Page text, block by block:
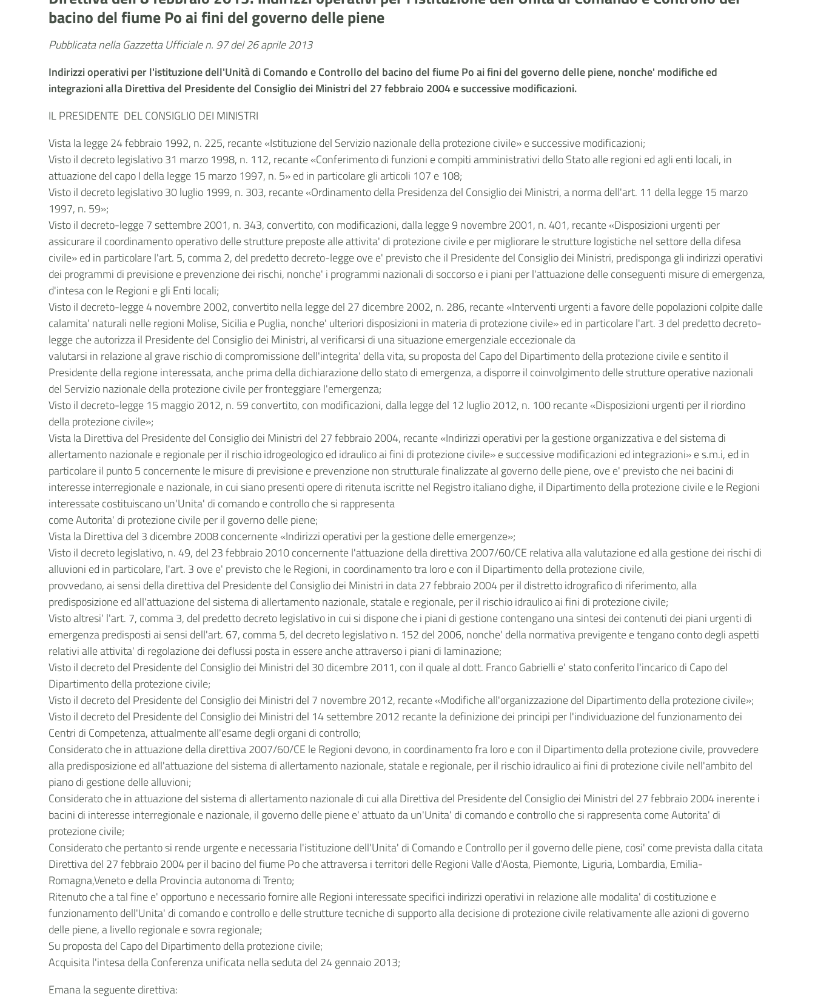
bacino del fiume Po ai fini del governo delle piene
Pubblicata nella Gazzetta Ufficiale n. 97 del 26 aprile 2013
Indirizzi operativi per l'istituzione dell'Unità di Comando e Controllo del bacino del fiume Po ai fini del governo delle piene, nonche' modifiche ed
integrazioni alla Direttiva del Presidente del Consiglio dei Ministri del 27 febbraio 2004 e successive modificazioni.
IL PRESIDENTE DEL CONSIGLIO DEI MINISTRI
Vista la legge 24 febbraio 1992, n. 225, recante «Istituzione del Servizio nazionale della protezione civile» e successive modificazioni;
Visto il decreto legislativo 31 marzo 1998, n. 112, recante «Conferimento di funzioni e compiti amministrativi dello Stato alle regioni ed agli enti locali, in
attuazione del capo I della legge 15 marzo 1997, n. 5» ed in particolare gli articoli 107 e 108;
Visto il decreto legislativo 30 luglio 1999, n. 303, recante «Ordinamento della Presidenza del Consiglio dei Ministri, a norma dell'art. 11 della legge 15 marzo
1997, n. 59»;
Visto il decreto-legge 7 settembre 2001, n. 343, convertito, con modificazioni, dalla legge 9 novembre 2001, n. 401, recante «Disposizioni urgenti per
assicurare il coordinamento operativo delle strutture preposte alle attivita' di protezione civile e per migliorare le strutture logistiche nel settore della difesa
civile» ed in particolare l'art. 5, comma 2, del predetto decreto-legge ove e' previsto che il Presidente del Consiglio dei Ministri, predisponga gli indirizzi operativi
dei programmi di previsione e prevenzione dei rischi, nonche' i programmi nazionali di soccorso e i piani per l'attuazione delle conseguenti misure di emergenza,
d'intesa con le Regioni e gli Enti locali;
Visto il decreto-legge 4 novembre 2002, convertito nella legge del 27 dicembre 2002, n. 286, recante «Interventi urgenti a favore delle popolazioni colpite dalle
calamita' naturali nelle regioni Molise, Sicilia e Puglia, nonche' ulteriori disposizioni in materia di protezione civile» ed in particolare l'art. 3 del predetto decreto-
legge che autorizza il Presidente del Consiglio dei Ministri, al verificarsi di una situazione emergenziale eccezionale da
valutarsi in relazione al grave rischio di compromissione dell'integrita' della vita, su proposta del Capo del Dipartimento della protezione civile e sentito il
Presidente della regione interessata, anche prima della dichiarazione dello stato di emergenza, a disporre il coinvolgimento delle strutture operative nazionali
del Servizio nazionale della protezione civile per fronteggiare l'emergenza;
Visto il decreto-legge 15 maggio 2012, n. 59 convertito, con modificazioni, dalla legge del 12 luglio 2012, n. 100 recante «Disposizioni urgenti per il riordino
della protezione civile»;
Vista la Direttiva del Presidente del Consiglio dei Ministri del 27 febbraio 2004, recante «Indirizzi operativi per la gestione organizzativa e del sistema di
allertamento nazionale e regionale per il rischio idrogeologico ed idraulico ai fini di protezione civile» e successive modificazioni ed integrazioni» e s.m.i, ed in
particolare il punto 5 concernente le misure di previsione e prevenzione non strutturale finalizzate al governo delle piene, ove e' previsto che nei bacini di
interesse interregionale e nazionale, in cui siano presenti opere di ritenuta iscritte nel Registro italiano dighe, il Dipartimento della protezione civile e le Regioni
interessate costituiscano un'Unita' di comando e controllo che si rappresenta
come Autorita' di protezione civile per il governo delle piene;
Vista la Direttiva del 3 dicembre 2008 concernente «Indirizzi operativi per la gestione delle emergenze»;
Visto il decreto legislativo, n. 49, del 23 febbraio 2010 concernente l'attuazione della direttiva 2007/60/CE relativa alla valutazione ed alla gestione dei rischi di
alluvioni ed in particolare, l'art. 3 ove e' previsto che le Regioni, in coordinamento tra loro e con il Dipartimento della protezione civile,
provvedano, ai sensi della direttiva del Presidente del Consiglio dei Ministri in data 27 febbraio 2004 per il distretto idrografico di riferimento, alla
predisposizione ed all'attuazione del sistema di allertamento nazionale, statale e regionale, per il rischio idraulico ai fini di protezione civile;
Visto altresi' l'art. 7, comma 3, del predetto decreto legislativo in cui si dispone che i piani di gestione contengano una sintesi dei contenuti dei piani urgenti di
emergenza predisposti ai sensi dell'art. 67, comma 5, del decreto legislativo n. 152 del 2006, nonche' della normativa previgente e tengano conto degli aspetti
relativi alle attivita' di regolazione dei deflussi posta in essere anche attraverso i piani di laminazione;
Visto il decreto del Presidente del Consiglio dei Ministri del 30 dicembre 2011, con il quale al dott. Franco Gabrielli e' stato conferito l'incarico di Capo del
Dipartimento della protezione civile;
Visto il decreto del Presidente del Consiglio dei Ministri del 7 novembre 2012, recante «Modifiche all'organizzazione del Dipartimento della protezione civile»;
Visto il decreto del Presidente del Consiglio dei Ministri del 14 settembre 2012 recante la definizione dei principi per l'individuazione del funzionamento dei
Centri di Competenza, attualmente all'esame degli organi di controllo;
Considerato che in attuazione della direttiva 2007/60/CE le Regioni devono, in coordinamento fra loro e con il Dipartimento della protezione civile, provvedere
alla predisposizione ed all'attuazione del sistema di allertamento nazionale, statale e regionale, per il rischio idraulico ai fini di protezione civile nell'ambito del
piano di gestione delle alluvioni;
Considerato che in attuazione del sistema di allertamento nazionale di cui alla Direttiva del Presidente del Consiglio dei Ministri del 27 febbraio 2004 inerente i
bacini di interesse interregionale e nazionale, il governo delle piene e' attuato da un'Unita' di comando e controllo che si rappresenta come Autorita' di
protezione civile;
Considerato che pertanto si rende urgente e necessaria l'istituzione dell'Unita' di Comando e Controllo per il governo delle piene, cosi' come prevista dalla citata
Direttiva del 27 febbraio 2004 per il bacino del fiume Po che attraversa i territori delle Regioni Valle d'Aosta, Piemonte, Liguria, Lombardia, Emilia-
Romagna,Veneto e della Provincia autonoma di Trento;
Ritenuto che a tal fine e' opportuno e necessario fornire alle Regioni interessate specifici indirizzi operativi in relazione alle modalita' di costituzione e
funzionamento dell'Unita' di comando e controllo e delle strutture tecniche di supporto alla decisione di protezione civile relativamente alle azioni di governo
delle piene, a livello regionale e sovra regionale;
Su proposta del Capo del Dipartimento della protezione civile;
Acquisita l'intesa della Conferenza unificata nella seduta del 24 gennaio 2013;
Emana la seguente direttiva: